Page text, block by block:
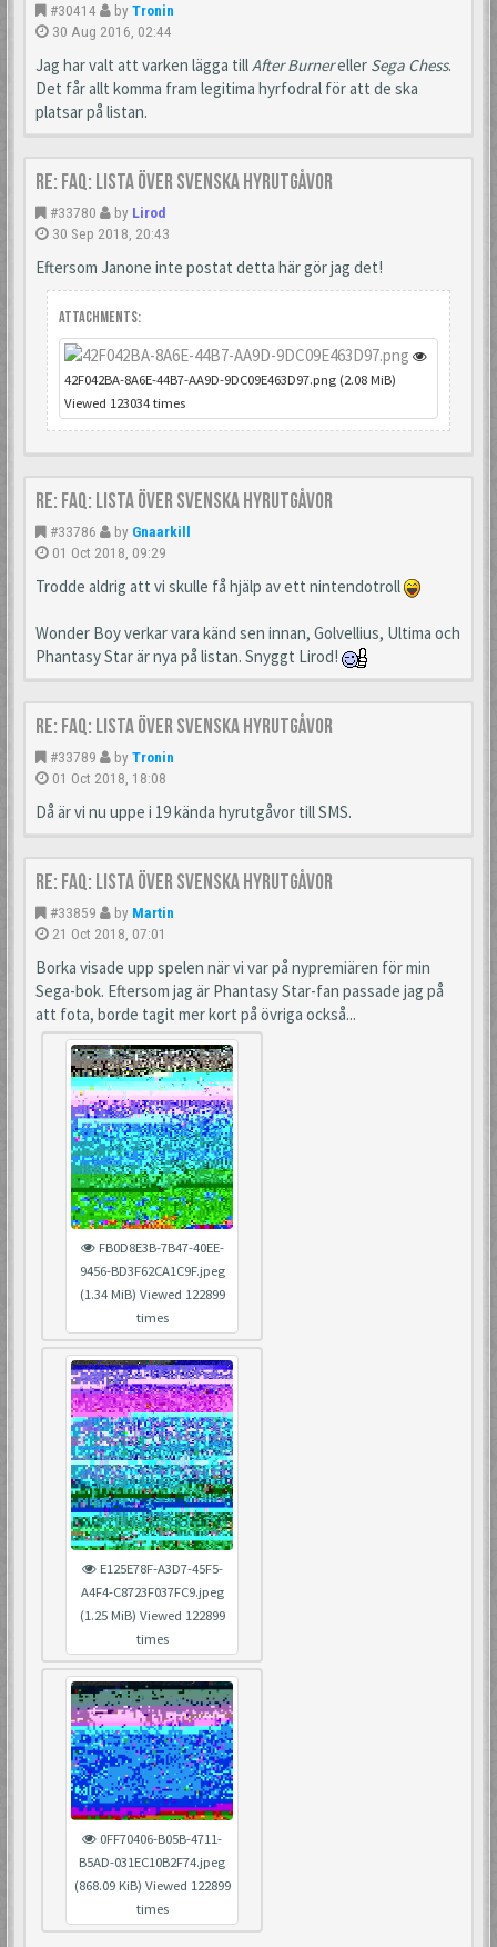
#30414 by Tronin
30 Aug 2016, 02:44
Jag har valt att varken lägga tillAfter Burnereller Sega Chess.
Det får allt komma fram legitima hyrfodral för att de ska
platsar på listan.
Re: FAQ: Lista över svenska hyrutgåvor
#33780 by Lirod
30 Sep 2018, 20:43
Eftersom Janone inte postat detta här gör jag det!
Attachments:
42F042BA-8A6E-44B7-AA9D-9DC09E463D97.png (2.08 MiB)
Viewed 123034 times
Re: FAQ: Lista över svenska hyrutgåvor
#33786 by Gnaarkill
01 Oct 2018, 09:29
Trodde aldrig att vi skulle få hjälp av ett nintendotroll
Wonder Boy verkar vara känd sen innan, Golvellius, Ultima och
Phantasy Star är nya på listan. Snyggt Lirod!
Re: FAQ: Lista över svenska hyrutgåvor
#33789 by Tronin
01 Oct 2018, 18:08
Då är vi nu uppe i 19 kända hyrutgåvor till SMS.
Re: FAQ: Lista över svenska hyrutgåvor
#33859 by Martin
21 Oct 2018, 07:01
Borka visade upp spelen när vi var på nypremiären för min
Sega-bok. Eftersom jag är Phantasy Star-fan passade jag på
att fota, borde tagit mer kort på övriga också...
FB0D8E3B-7B47-40EE-
9456-BD3F62CA1C9F.jpeg
(1.34 MiB) Viewed 122899
times
E125E78F-A3D7-45F5-
A4F4-C8723F037FC9.jpeg
(1.25 MiB) Viewed 122899
times
0FF70406-B05B-4711-
B5AD-031EC10B2F74.jpeg
(868.09 KiB) Viewed 122899
times